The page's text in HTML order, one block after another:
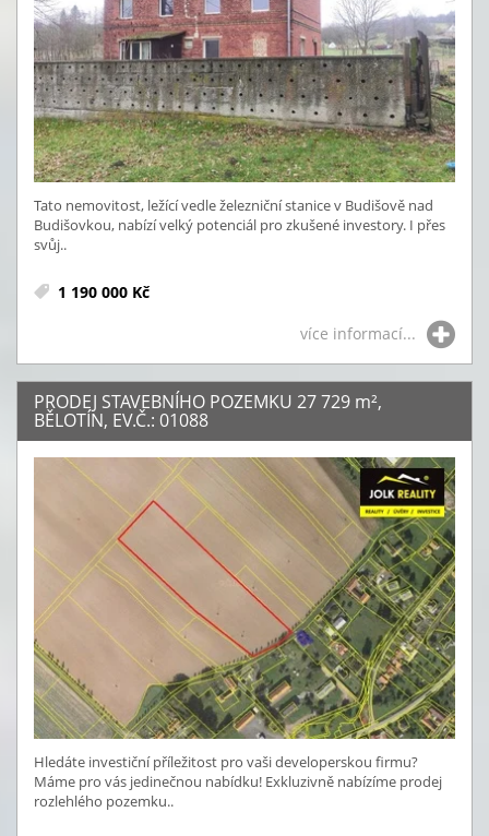
Tato nemovitost, ležící vedle železniční stanice v Budišově nad
Budišovkou, nabízí velký potenciál pro zkušené investory. I přes
svůj..
1 190 000 Kč
více informací...
PRODEJ STAVEBNÍHO POZEMKU 27 729 m²,
BĚLOTÍN, EV.Č.: 01088
Hledáte investiční příležitost pro vaši developerskou firmu?
Máme pro vás jedinečnou nabídku! Exkluzivně nabízíme prodej
rozlehlého pozemku..